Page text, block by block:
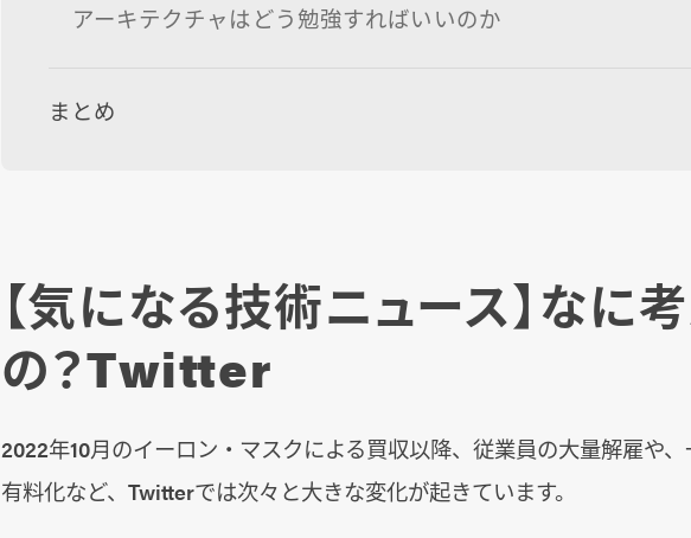
アーキテクチャはどう勉強すればいいのか
まとめ
【気になる技術ニュース】なに
の？Twitter
2022年10月のイーロン・マスクによる買収以降、従業員の大量解雇や
有料化など、Twitterでは次々と大きな変化が起きています。